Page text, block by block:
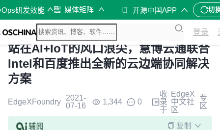
研发效能 媒体矩阵 开源中国APP 切
登录
站在AI+IoT的风口浪尖，慧博云通联合
Intel和百度推出全新的云边端协同解决
方案
EdgeXFoundry
2021-
07-16
1,344 0
收
录
于
EdgeX
中文社
区
专
区
复制